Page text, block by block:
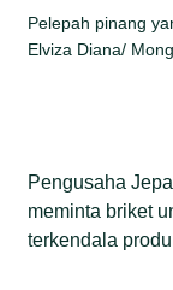
Pelepah pinang
Elviza Diana/
Pengusaha
meminta briket
terkendala